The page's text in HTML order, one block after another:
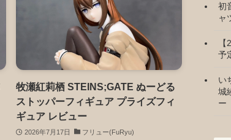
牧瀬紅莉栖 STEINS;GATE ぬーどる
ストッパーフィギュア プライズフィ
ギュア レビュー
2026年7月17日 フリュー(FuRyu)
初
ャ
予
い
城
ー